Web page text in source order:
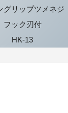
グリップツメネジ
フック刃付
HK-13